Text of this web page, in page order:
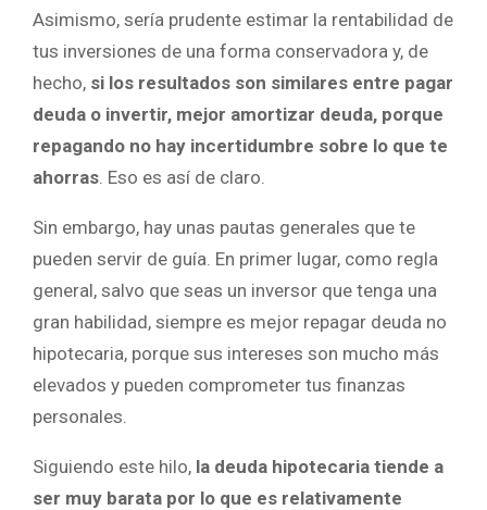
Asimismo, sería prudente estimar la rentabilidad de
tus inversiones de una forma conservadora y, de
hecho, si los resultados son similares entre pagar
deuda o invertir, mejor amortizar deuda, porque
repagando no hay incertidumbre sobre lo que te
ahorras . Eso es así de claro.
Sin embargo, hay unas pautas generales que te
pueden servir de guía. En primer lugar, como regla
general, salvo que seas un inversor que tenga una
gran habilidad, siempre es mejor repagar deuda no
hipotecaria, porque sus intereses son mucho más
elevados y pueden comprometer tus finanzas
personales.
Siguiendo este hilo, la deuda hipotecaria tiende a
ser muy barata por lo que es relativamente